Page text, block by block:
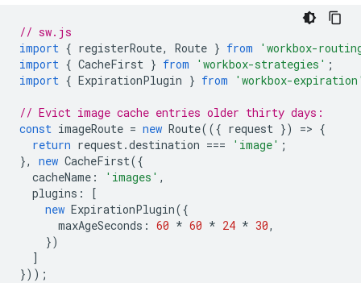
// sw.js
import { registerRoute, Route } from
'workbox-
import { CacheFirst } from 'workbox-strategies' ;
import { ExpirationPlugin } from 'workbox-
// Evict image cache entries older thirty days:
const imageRoute = new Route(({ request }) => {
return request.destination === 'image' ;
},
new CacheFirst({
cacheName : 'images' ,
plugins :
[
new ExpirationPlugin({
maxAgeSeconds : 60 * 60 * 24 * 30,
})
]
}));